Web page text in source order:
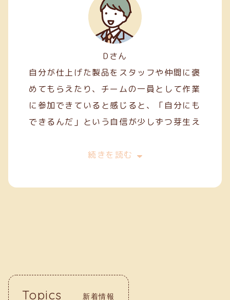
Dさん
自分が仕上げた製品をスタッフや仲間に褒
めてもらえたり、チームの一員として作業
に参加できていると感じると、「自分にも
できるんだ」という自信が少しずつ芽生え
今は、一般就労を目指してスキルを磨きな
す。クリーフでの経験が、自分の「働く
続きを読む
Topics 新着情報